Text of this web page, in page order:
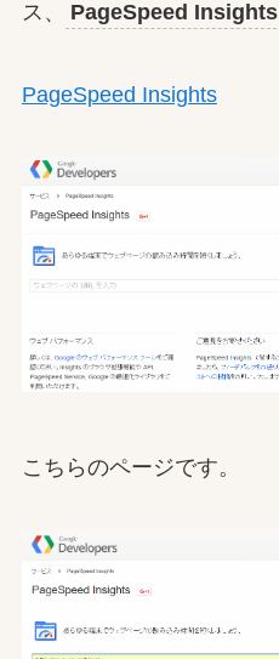
ス、 PageSpeed Insights
PageSpeed Insights
こちらのページです。